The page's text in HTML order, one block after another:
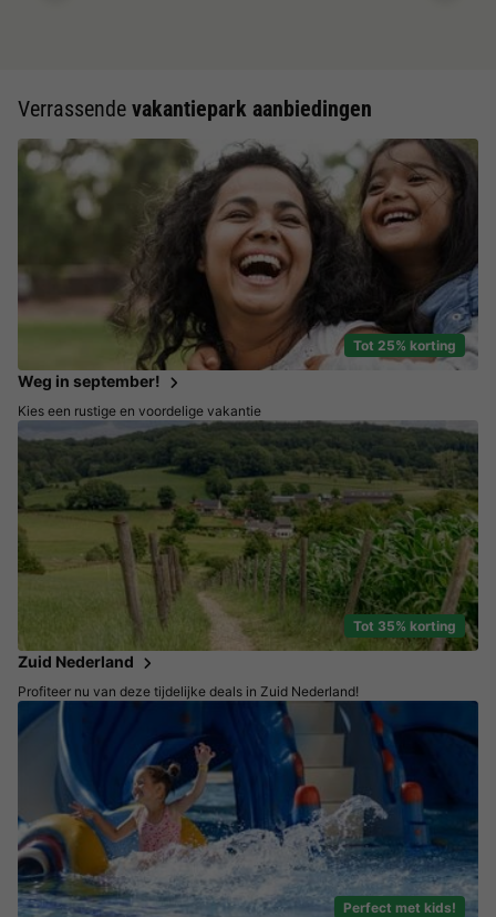
Verrassende vakantiepark aanbiedingen
Tot 25% korting
Weg in september!
Kies een rustige en voordelige vakantie
Tot 35% korting
Zuid Nederland
Profiteer nu van deze tijdelijke deals in Zuid Nederland!
Perfect met kids!